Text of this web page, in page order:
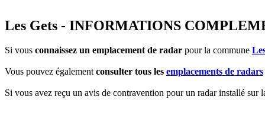
Les Gets - INFORMATIONS
Si vous connaissez un emplacement de radar pour la commune
Vous pouvez égalementconsulter tous les emplacements de radars
Si vous avez reçu un avis de contravention pour un radar installé